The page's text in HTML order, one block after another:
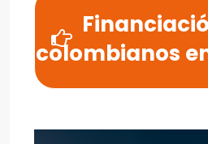
colombianos